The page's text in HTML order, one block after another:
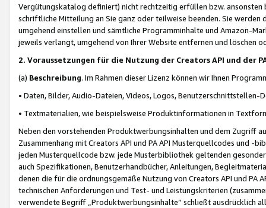
Vergütungskatalog definiert) nicht rechtzeitig erfüllen bzw. ansonsten
schriftliche Mitteilung an Sie ganz oder teilweise beenden. Sie werden
umgehend einstellen und sämtliche Programminhalte und Amazon-
jeweils verlangt, umgehend von Ihrer Website entfernen und löschen
2. Voraussetzungen für die Nutzung der Creators API und der
(a) Beschreibung. Im Rahmen dieser Lizenz können wir Ihnen
• Daten, Bilder, Audio-Dateien, Videos, Logos, Benutzerschnittstellen-
• Textmaterialien, wie beispielsweise Produktinformationen in
Neben den vorstehenden Produktwerbungsinhalten und dem Zugriff
Zusammenhang mit Creators API und PA API Musterquellcodes und
jeden Musterquellcode bzw. jede Musterbibliothek geltenden
auch Spezifikationen, Benutzerhandbücher, Anleitungen,
denen die für die ordnungsgemäße Nutzung von Creators API und PA
technischen Anforderungen und Test- und Leistungskriterien
verwendete Begriff „Produktwerbungsinhalte“ schließt ausdrücklich